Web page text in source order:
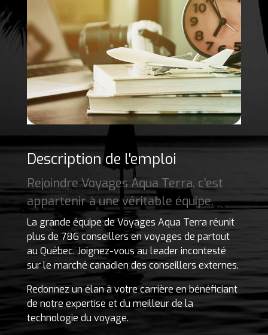
Description de l'emploi
Rejoindre Voyages Aqua Terra, c'est
appartenir à une véritable équipe.
La grande équipe de Voyages Aqua Terra réunit
plus de 786 conseillers en voyages de partout
au Québec. Joignez-vous au leader incontesté
sur le marché canadien des conseillers externes.
Redonnez un élan à votre carrière en bénéficiant
de notre expertise et du meilleur de la
technologie du voyage.